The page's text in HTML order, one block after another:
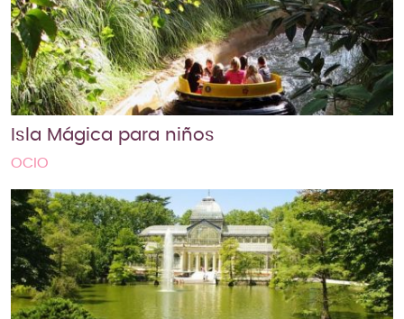
Isla Mágica para niños
OCIO